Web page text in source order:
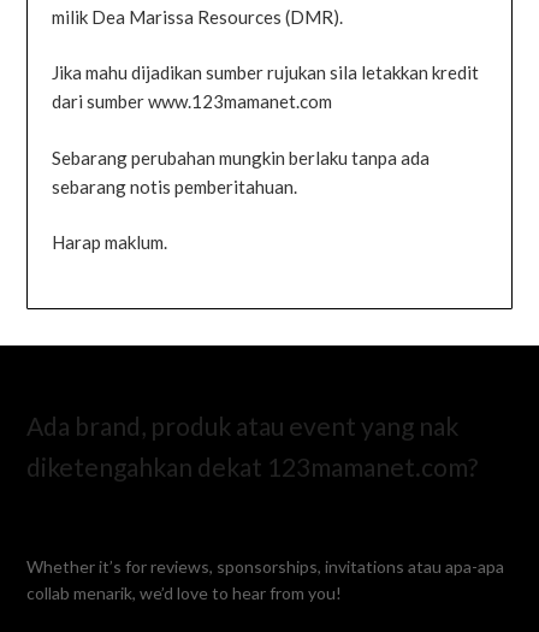
milik Dea Marissa Resources (DMR).
Jika mahu dijadikan sumber rujukan sila letakkan kredit
dari sumber www.123mamanet.com
Sebarang perubahan mungkin berlaku tanpa ada
sebarang notis pemberitahuan.
Harap maklum.
Ada brand, produk atau event yang nak
diketengahkan dekat 123mamanet.com?
Whether it’s for reviews, sponsorships, invitations atau apa-apa
collab menarik, we’d love to hear from you!